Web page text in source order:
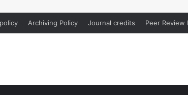
Peer Review
Journal credits
Archiving Policy